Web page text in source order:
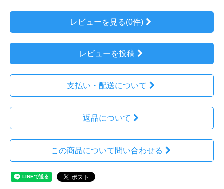
レビューを見る(0件)
レビューを投稿
支払い・配送について
返品について
この商品について問い合わせる